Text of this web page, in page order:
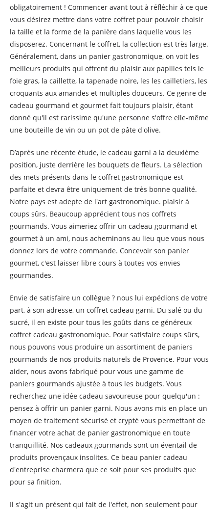
obligatoirement ! Commencer avant tout à réfléchir à ce que
vous désirez mettre dans votre coffret pour pouvoir choisir
la taille et la forme de la panière dans laquelle vous les
disposerez. Concernant le coffret, la collection est très large.
Généralement, dans un panier gastronomique, on voit les
meilleurs produits qui offrent du plaisir aux papilles tels le
foie gras, la caillette, la tapenade noire, les les cailletiers, les
croquants aux amandes et multiples douceurs. Ce genre de
cadeau gourmand et gourmet fait toujours plaisir, étant
donné qu'il est rarissime qu'une personne s'offre elle-même
une bouteille de vin ou un pot de pâte d'olive.
D’après une récente étude, le cadeau garni a la deuxième
position, juste derrière les bouquets de fleurs. La sélection
des mets présents dans le coffret gastronomique est
parfaite et devra être uniquement de très bonne qualité.
Notre pays est adepte de l'art gastronomique. plaisir à
coups sûrs. Beaucoup apprécient tous nos coffrets
gourmands. Vous aimeriez offrir un cadeau gourmand et
gourmet à un ami, nous acheminons au lieu que vous nous
donnez lors de votre commande. Concevoir son panier
gourmet, c'est laisser libre cours à toutes vos envies
gourmandes.
Envie de satisfaire un collègue ? nous lui expédions de votre
part, à son adresse, un coffret cadeau garni. Du salé ou du
sucré, il en existe pour tous les goûts dans ce généreux
coffret cadeau gastronomique. Pour satisfaire coups sûrs,
nous pouvons vous produire un assortiment de paniers
gourmands de nos produits naturels de Provence. Pour vous
aider, nous avons fabriqué pour vous une gamme de
paniers gourmands ajustée à tous les budgets. Vous
recherchez une idée cadeau savoureuse pour quelqu'un :
pensez à offrir un panier garni. Nous avons mis en place un
moyen de traitement sécurisé et crypté vous permettant de
financer votre achat de panier gastronomique en toute
tranquillité. Nos cadeaux gourmands sont un éventail de
produits provençaux insolites. Ce beau panier cadeau
d'entreprise charmera que ce soit pour ses produits que
pour sa finition.
Il s'agit un présent qui fait de l'effet, non seulement pour